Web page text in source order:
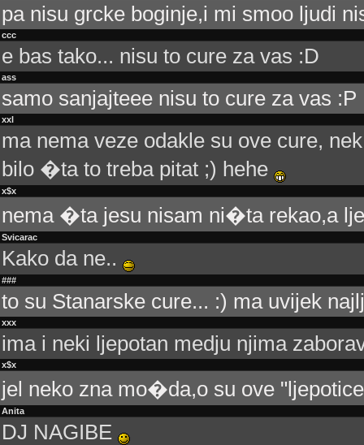
pa nisu grcke boginje,i mi smoo ljudi
ccc
e bas tako... nisu to cure za vas :D
ass
samo sanjajteee nisu to cure za vas :P
xxl
ma nema veze odakle su ove cure,
bilo �ta to treba pitat ;) hehe
x$x
nema �ta jesu nisam ni�ta rekao,a
Svicarac
Kako da ne..
###
to su Stanarske cure... :) ma uvijek
xxx
ima i neki ljepotan medju njima
x$x
jel neko zna mo�da,o su ove
Anita
DJ NAGIBE